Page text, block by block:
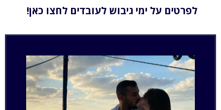
לפרטים על ימי גיבוש לעובדים לחצו כאן!